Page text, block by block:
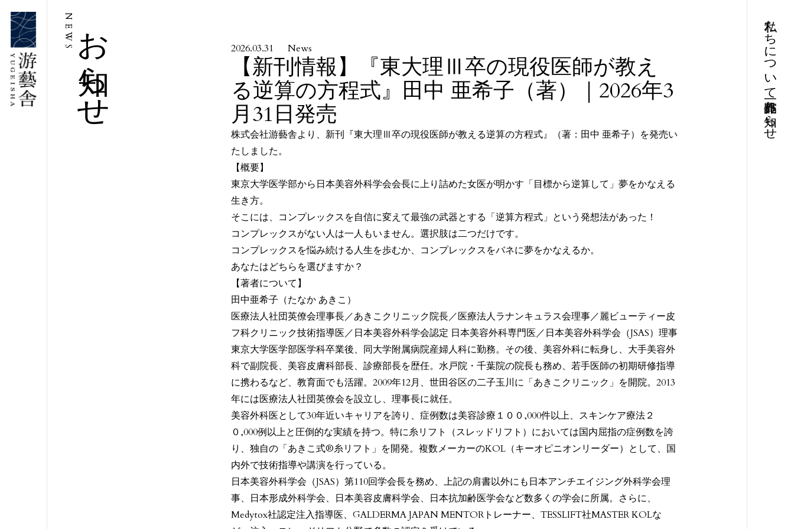
お知らせ
NEWS 2026.03.31 News
【新刊情報】『東大理Ⅲ卒の現役医師が教え
る逆算の方程式』田中 亜希子（著）｜2026年3
月31日発売
株式会社游藝舎より、新刊『東大理Ⅲ卒の現役医師が教える逆算の方程式』（著：田中 亜希子）を発売い
たしました。
【概要】
東京大学医学部から日本美容外科学会会長に上り詰めた女医が明かす「目標から逆算して」夢をかなえる
生き方。
そこには、コンプレックスを自信に変えて最強の武器とする「逆算方程式」という発想法があった！
コンプレックスがない人は一人もいません。選択肢は二つだけです。
コンプレックスを悩み続ける人生を歩むか、コンプレックスをバネに夢をかなえるか。
あなたはどちらを選びますか？
【著者について】
田中亜希子（たなか あきこ）
医療法人社団英僚会理事長／あきこクリニック院長／医療法人ラナンキュラス会理事／麗ビューティー皮
フ科クリニック技術指導医／日本美容外科学会認定 日本美容外科専門医／日本美容外科学会（JSAS）理事
東京大学医学部医学科卒業後、同大学附属病院産婦人科に勤務。その後、美容外科に転身し、大手美容外
科で副院長、美容皮膚科部長、診療部長を歴任。水戸院・千葉院の院長も務め、若手医師の初期研修指導
に携わるなど、教育面でも活躍。2009年12月、世田谷区の二子玉川に「あきこクリニック」を開院。2013
年には医療法人社団英僚会を設立し、理事長に就任。
美容外科医として30年近いキャリアを誇り、症例数は美容診療１００,000件以上、スキンケア療法２
０,000例以上と圧倒的な実績を持つ。特に糸リフト（スレッドリフト）においては国内屈指の症例数を誇
り、独自の「あきこ式®糸リフト」を開発。複数メーカーのKOL（キーオピニオンリーダー）として、国
内外で技術指導や講演を行っている。
日本美容外科学会（JSAS）第110回学会長を務め、上記の肩書以外にも日本アンチエイジング外科学会理
事、日本形成外科学会、日本美容皮膚科学会、日本抗加齢医学会など数多くの学会に所属。さらに、
Medytox社認定注入指導医、GALDERMA JAPAN MENTORトレーナー、TESSLIFT社MASTER KOLな
私たちについて
お知らせ